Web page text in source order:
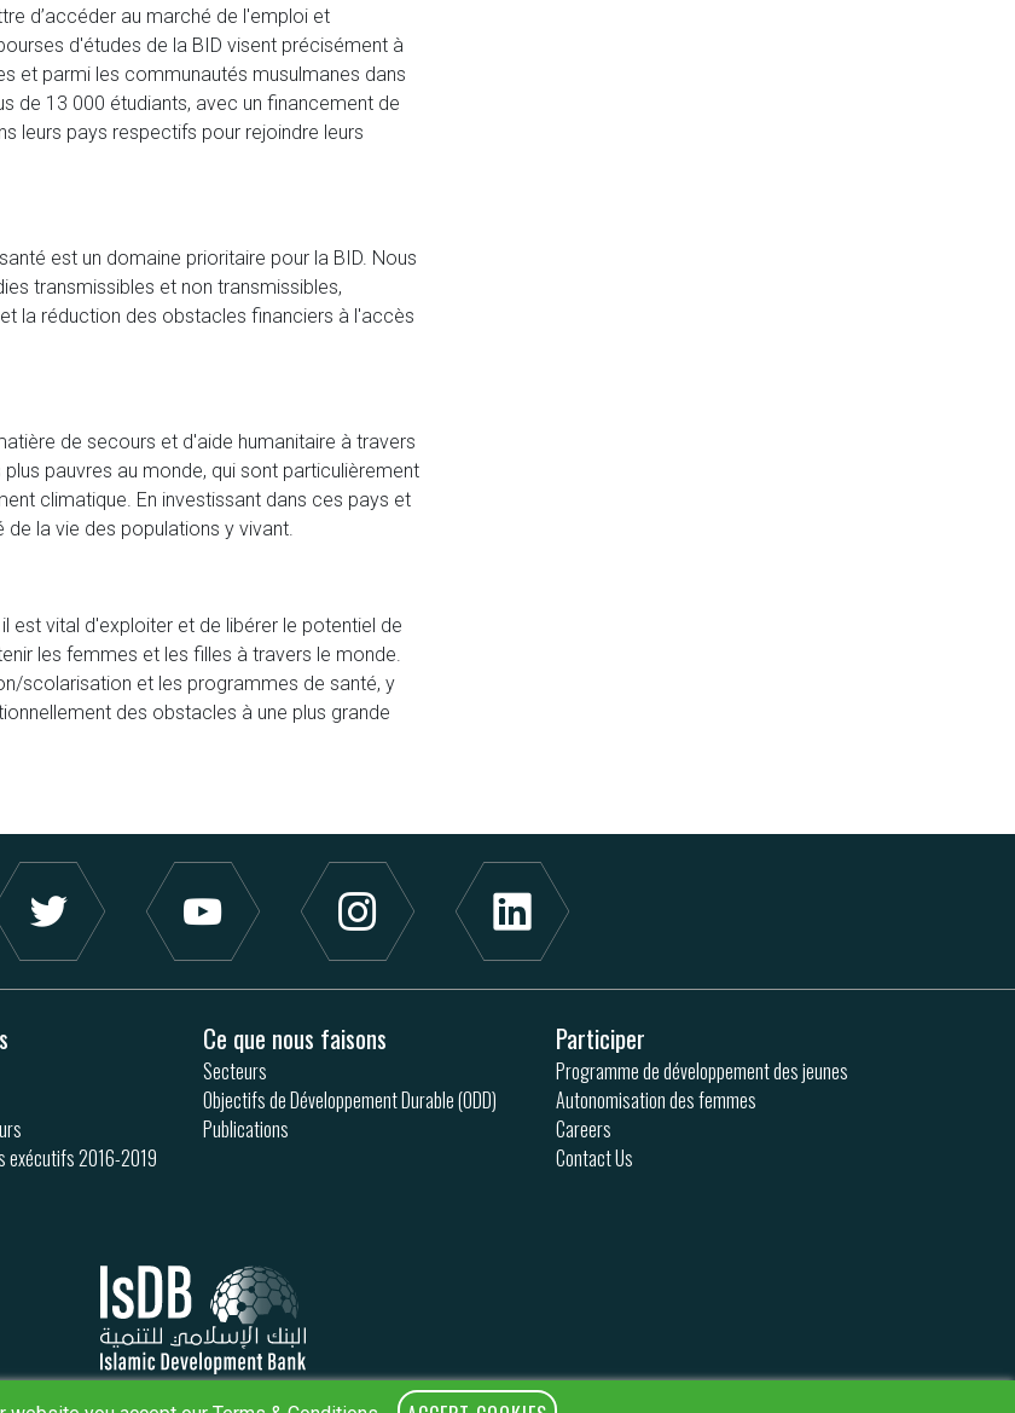
d’accéder au marché de l'emploi et
d'études de la BID visent précisément à
et parmi les communautés musulmanes dans
de 13 000 étudiants, avec un financement de
leurs pays respectifs pour rejoindre leurs
est un domaine prioritaire pour la BID. Nous
transmissibles et non transmissibles,
la réduction des obstacles financiers à l'accès
de secours et d'aide humanitaire à travers
pauvres au monde, qui sont particulièrement
climatique. En investissant dans ces pays et
la vie des populations y vivant.
est vital d'exploiter et de libérer le potentiel de
les femmes et les filles à travers le monde.
scolarisation et les programmes de santé, y
des obstacles à une plus grande
exécutifs 2016-2019
Ce que nous faisons
Secteurs
Objectifs de Développement Durable (ODD)
Publications
Participer
Programme de développement des jeunes
Autonomisation des femmes
Careers
Contact Us